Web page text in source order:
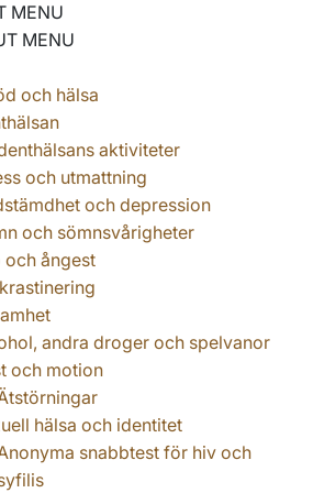
MENU
MENU
och hälsa
aktiviteter
och utmattning
och depression
och sömnsvårigheter
och ångest
andra droger och spelvanor
och motion
hälsa och identitet
snabbtest för hiv och